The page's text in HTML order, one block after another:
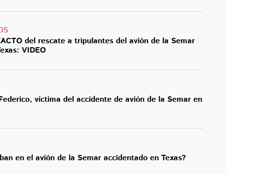
del rescate a tripulantes del avión de la Semar
VIDEO
víctima del accidente de avión de la Semar en
en el avión de la Semar accidentado en Texas?